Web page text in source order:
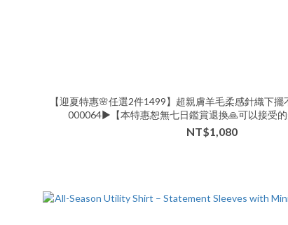
【迎夏特惠🌸任選2件1499】超親膚羊毛柔感針織下
000064▶【本特惠恕無七日鑑賞退換🙏可以接受的
NT$1,080